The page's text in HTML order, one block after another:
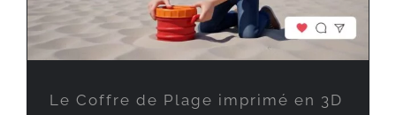
Le Coffre de Plage imprimé en 3D